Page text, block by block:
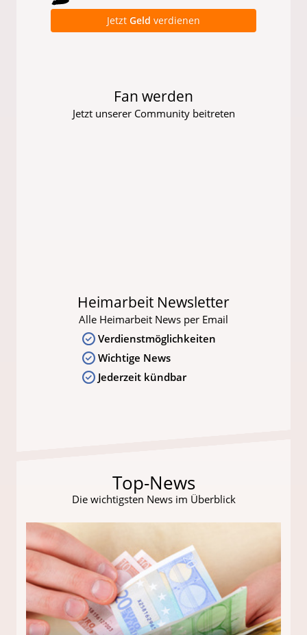
Jetzt Geld verdienen
Fan werden
Jetzt unserer Community beitreten
Heimarbeit Newsletter
Alle Heimarbeit News per Email
Verdienstmöglichkeiten
Wichtige News
Jederzeit kündbar
Top-News
Die wichtigsten News im Überblick